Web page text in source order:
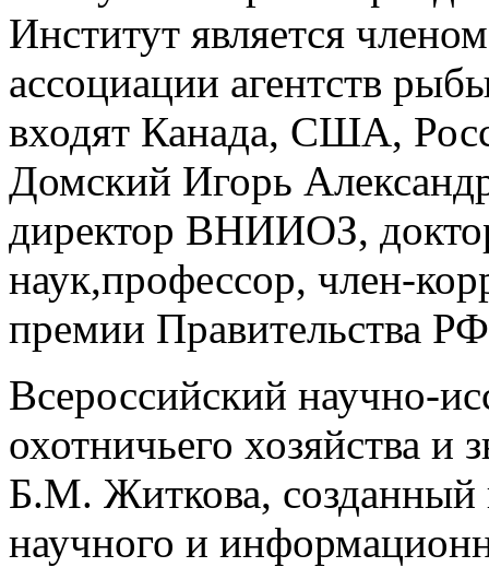
Институт является
ассоциации агентств
входят Канада, США,
Домский Игорь
директор ВНИИОЗ,
наук,профессор, член-
премии Правительства РФ
Всероссийский научно-
охотничьего хозяйства и
Б.М. Житкова, созданный
научного и